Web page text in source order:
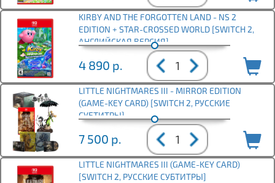
KIRBY AND THE FORGOTTEN LAND - NS 2
EDITION + STAR-CROSSED WORLD [SWITCH 2,
АНГЛИЙСКАЯ ВЕРСИЯ]
4 890 р.
LITTLE NIGHTMARES III - MIRROR EDITION
(GAME-KEY CARD) [SWITCH 2, РУССКИЕ
СУБТИТРЫ]
7 500 р.
LITTLE NIGHTMARES III (GAME-KEY CARD)
[SWITCH 2, РУССКИЕ СУБТИТРЫ]